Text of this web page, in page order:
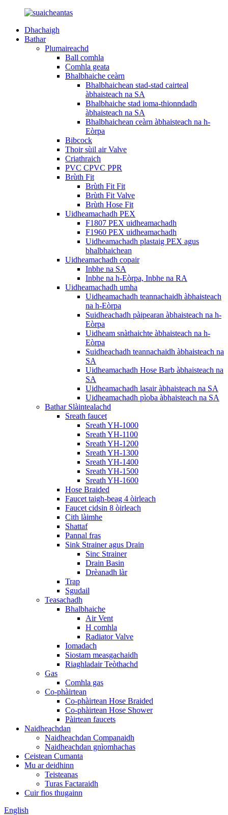
Dhachaigh
Bathar
Plumaireachd
Ball comhla
Comhla geata
Bhalbhaiche ceàrn
Bhalbhaichean stad-stad cairteal
àbhaisteach na SA
Bhalbhaiche stad ioma-thionndadh
àbhaisteach na SA
Bhalbhaichean ceàrn àbhaisteach na h-
Eòrpa
Bibcock
Thoir sùil air Valve
Criathraich
PVC CPVC PPR
Brùth Fit
Brùth Fit Fit
Brùth Fit Valve
Brùth Hose Fit
Uidheamachadh PEX
F1807 PEX uidheamachadh
F1960 PEX uidheamachadh
Uidheamachadh plastaig PEX agus
bhalbhaichean
Uidheamachadh copair
Inbhe na SA
Inbhe na h-Eòrpa, Inbhe na RA
Uidheamachadh umha
Uidheamachadh teannachaidh àbhaisteach
na h-Eòrpa
Suidheachadh pàipearan àbhaisteach na h-
Eòrpa
Uidheam snàthaichte àbhaisteach na h-
Eòrpa
Suidheachadh teannachaidh àbhaisteach na
SA
Uidheamachadh Hose Barb àbhaisteach na
SA
Uidheamachadh lasair àbhaisteach na SA
Uidheamachadh pìoba àbhaisteach na SA
Bathar Slàintealachd
Sreath faucet
Sreath YH-1000
Sreath YH-1100
Sreath YH-1200
Sreath YH-1300
Sreath YH-1400
Sreath YH-1500
Sreath YH-1600
Hose Braided
Faucet taigh-beag 4 òirleach
Faucet cidsin 8 òirleach
Cith làimhe
Shattaf
Pannal fras
Sink Strainer agus Drain
Sinc Strainer
Drain Basin
Drèanadh làr
Trap
Sgudail
Teasachadh
Bhalbhaiche
Air Vent
H comhla
Radiator Valve
Iomadach
Siostam measgachaidh
Riaghladair Teòthachd
Gas
Comhla gas
Co-phàirtean
Co-phàirtean Hose Braided
Co-phàirtean Hose Shower
Pàirtean faucets
Naidheachdan
Naidheachdan Companaidh
Naidheachdan gnìomhachas
Ceistean Cumanta
Mu ar deidhinn
Teisteanas
Turas Factaraidh
Cuir fios thugainn
English